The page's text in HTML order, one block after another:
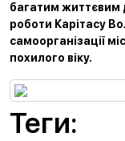
багатим життєвим
роботи Карітасу
самоорганізації
похилого віку.
Теги: